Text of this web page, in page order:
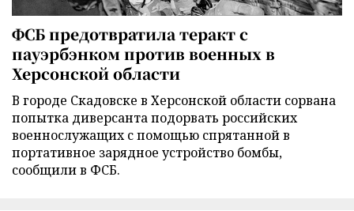
ФСБ предотвратила теракт с
пауэрбэнком против военных в
Херсонской области
В городе Скадовске в Херсонской области сорвана
попытка диверсанта подорвать российских
военнослужащих с помощью спрятанной в
портативное зарядное устройство бомбы,
сообщили в ФСБ.